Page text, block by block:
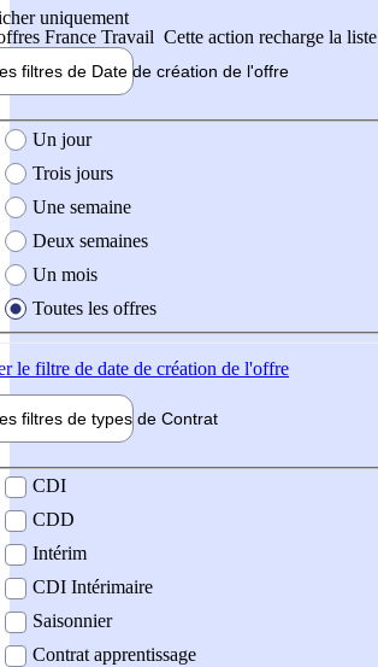
uniquement
France Travail Cette action recharge la
filtres de Date de création de l'offre
création de l'offre
Un jour
Trois jours
Une semaine
Deux semaines
Un mois
Toutes les offres
le filtre de date de création de l'offre
filtres de types de Contrat
contrat
CDI
CDD
Intérim
CDI Intérimaire
Saisonnier
Contrat apprentissage